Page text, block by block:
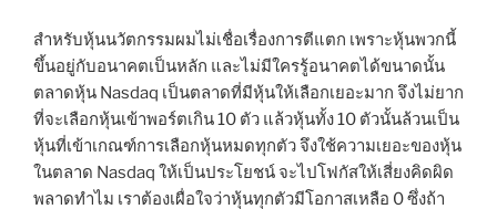
สำหรับหุ้นนวัตกรรมผมไม่เชื่อเรื่องการตีแตก เพราะหุ้นพวกนี้
ขึ้นอยู่กับอนาคตเป็นหลัก และไม่มีใครรู้อนาคตได้ขนาดนั้น
ตลาดหุ้น Nasdaq เป็นตลาดที่มีหุ้นให้เลือกเยอะมาก จึงไม่ยาก
ที่จะเลือกหุ้นเข้าพอร์ตเกิน 10 ตัว แล้วหุ้นทั้ง 10 ตัวนั้นล้วนเป็น
หุ้นที่เข้าเกณฑ์การเลือกหุ้นหมดทุกตัว จึงใช้ความเยอะของหุ้น
ในตลาด Nasdaq ให้เป็นประโยชน์ จะไปโฟกัสให้เสี่ยงคิดผิด
พลาดทำไม เราต้องเผื่อใจว่าหุ้นทุกตัวมีโอกาสเหลือ 0 ซึ่งถ้า